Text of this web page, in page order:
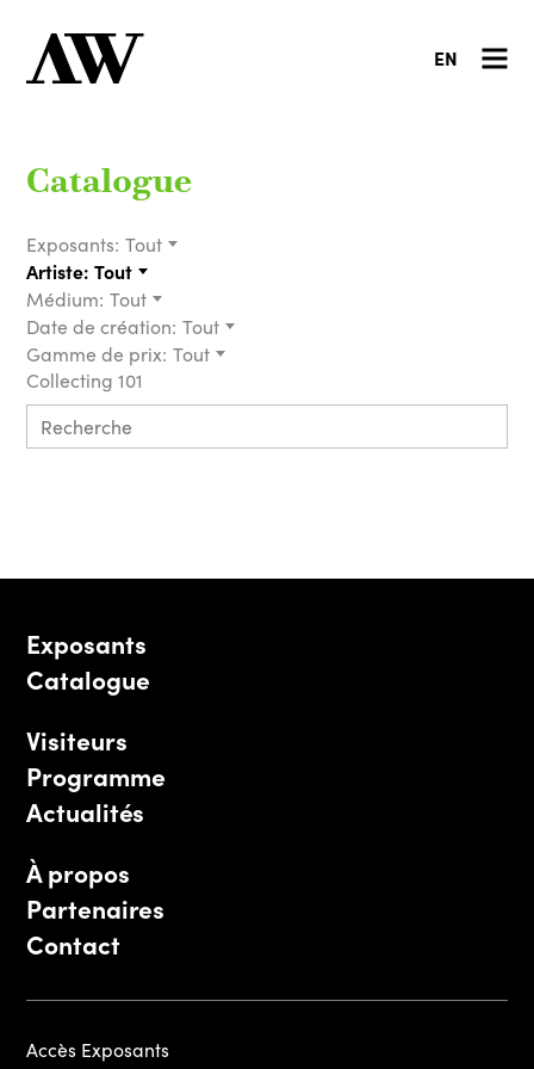
EN
Catalogue
Exposants: Tout
Artiste: Tout
Médium: Tout
Date de création: Tout
Gamme de prix: Tout
Collecting 101
Exposants
Catalogue
Visiteurs
Programme
Actualités
À propos
Partenaires
Contact
Accès Exposants